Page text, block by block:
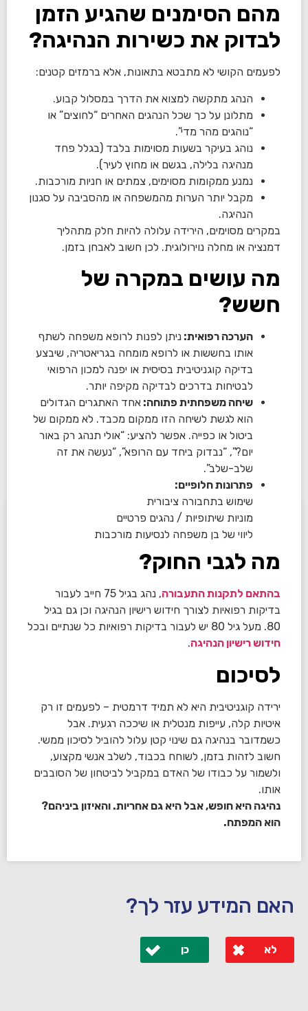
מהם הסימנים שהגיע הזמן
לבדוק את כשירות הנהיגה?
לפעמים הקושי לא מתבטא בתאונות, אלא ברמזים קטנים:
הנהג מתקשה למצוא את הדרך במסלול קבוע.
מתלונן על כך שכל הנהגים האחרים “לחוצים” או
“נוהגים מהר מדי”.
נוהג בעיקר בשעות מסוימות בלבד (בגלל פחד
מנהיגה בלילה, בגשם או מחוץ לעיר).
נמנע ממקומות מסוימים, צמתים או חניות מורכבות.
מקבל יותר הערות מהמשפחה או מהסביבה על סגנון
הנהיגה.
במקרים מסוימים, הירידה עלולה להיות חלק מתהליך
דמנציה או מחלה נוירולוגית. לכן חשוב לאבחן בזמן.
מה עושים במקרה של
חשש?
הערכה רפואית: ניתן לפנות לרופא משפחה לשתף
אותו בחששות או לרופא מומחה בגריאטריה, שיבצע
בדיקה קוגניטיבית בסיסית או יפנה למכון הרפואי
לבטיחות בדרכים לבדיקה מקיפה יותר.
שיחה משפחתית פתוחה: אחד האתגרים הגדולים
הוא לגשת לשיחה הזו ממקום מכבד. לא ממקום של
ביטול או כפייה. אפשר להציע: “אולי תנהג רק באור
יום?”, “נבדוק ביחד עם הרופא”, “נעשה את זה
שלב-שלב”.
פתרונות חלופיים:
שימוש בתחבורה ציבורית
מוניות שיתופיות / נהגים פרטיים
ליווי של בן משפחה לנסיעות מורכבות
מה לגבי החוק?
בהתאם לתקנות התעבורה
, נהג בגיל 75 חייב לעבור
בדיקות רפואיות לצורך חידוש רישיון הנהיגה וכן גם בגיל
80. מעל גיל 80 יש לעבור בדיקות רפואיות כל שנתיים ובכל
חידוש רישיון הנהיגה.
לסיכום
ירידה קוגניטיבית היא לא תמיד דרמטית – לפעמים זו רק
איטיות קלה, עייפות מנטלית או שיככה רגעית. אבל
כשמדובר בנהיגה גם שינוי קטן עלול להוביל לסיכון ממשי.
חשוב לזהות בזמן, לשוחח בכבוד, לשלב אנשי מקצוע,
ולשמור על כבודו של האדם במקביל לביטחון של הסובבים
אותו.
נהיגה היא חופש, אבל היא גם אחריות. והאיזון ביניהם?
הוא המפתח.
האם המידע עזר לך?
לא כן